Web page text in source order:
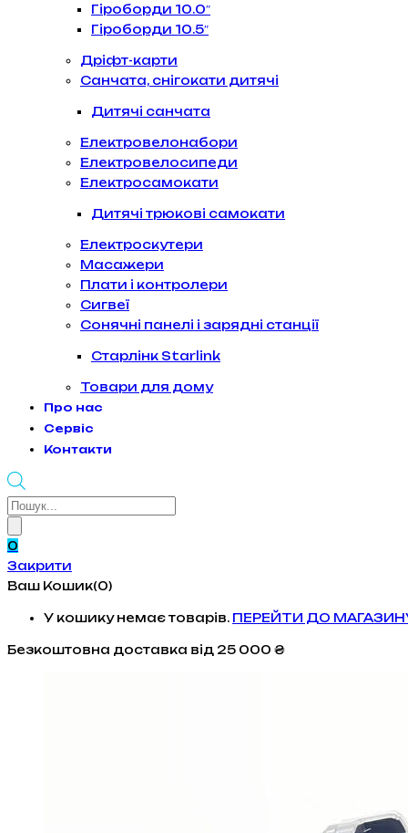
Гіроборди 10.0″
Гіроборди 10.5″
Дріфт-карти
Санчата, снігокати дитячі
Дитячі санчата
Електровелонабори
Електровелосипеди
Електросамокати
Дитячі трюкові самокати
Електроскутери
Масажери
Плати і контролери
Сигвеї
Сонячні панелі і зарядні станції
Старлінк Starlink
Товари для дому
Про нас
Сервіс
Контакти
Products
0
Закрити
Ваш Кошик(0)
У кошику немає товарів. ПЕРЕЙТИ ДО
Безкоштовна доставка від 25 000 ₴